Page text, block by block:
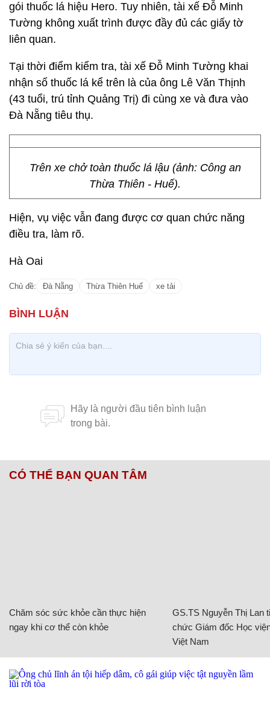
gói thuốc lá hiệu Hero. Tuy nhiên, tài xế Đỗ Minh
Tường không xuất trình được đầy đủ các giấy tờ
liên quan.
Tại thời điểm kiểm tra, tài xế Đỗ Minh Tường khai
nhận số thuốc lá kể trên là của ông Lê Văn Thịnh
(43 tuổi, trú tỉnh Quảng Trị) đi cùng xe và đưa vào
Đà Nẵng tiêu thụ.
Trên xe chở toàn thuốc lá lậu (ảnh: Công an
Thừa Thiên - Huế).
Hiện, vụ việc vẫn đang được cơ quan chức năng
điều tra, làm rõ.
Hà Oai
Chủ đề: Đà Nẵng Thừa Thiên Huế xe tải
CÓ THỂ BẠN QUAN TÂM
Chăm sóc sức khỏe cần thực hiện
ngay khi cơ thể còn khỏe
GS.TS Nguyễn Thị Lan
chức Giám đốc Học
Việt Nam